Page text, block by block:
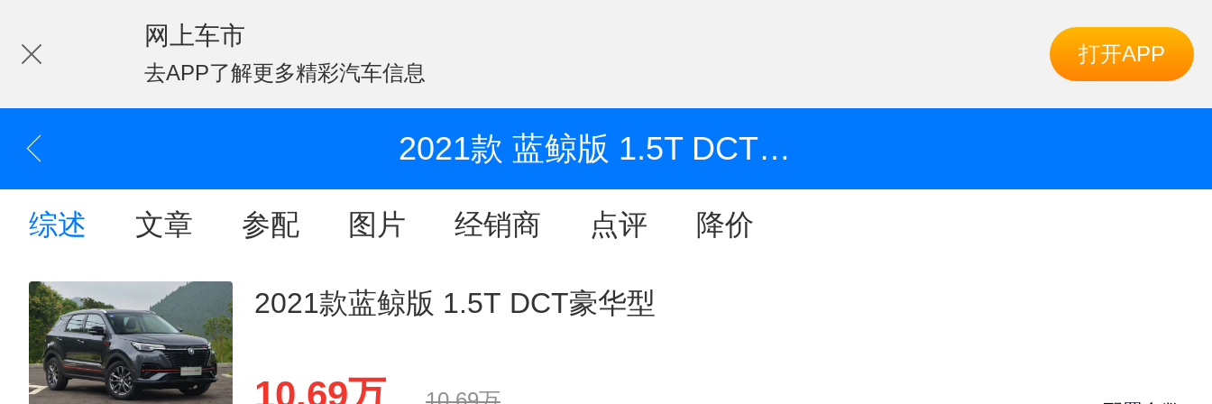
网上车市
去APP了解更多精彩汽车信息
打开APP
2021款 蓝鲸版 1.5T DCT豪华型
综述 文章 参配 图片 经销商 点评 降价
2021款蓝鲸版 1.5T DCT豪华型
10.69万